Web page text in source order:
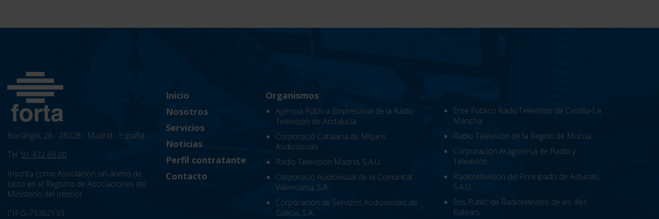
entradas
Bocángel, 26 - 28028 - Madrid - España
Tel: 91 432 69 00
Inscrita como Asociación sin ánimo de
lucro en el Registro de Asociaciones del
Ministerio del Interior
CIF:G-79362133
Inicio
Nosotros
Servicios
Noticias
Perfil contratante
Contacto
Organismos
Agencia Pública Empresarial de la Radio
Televisión de Andalucía
Corporació Catalana de Mitjans
Audiovisuals
Radio Televisión Madrid, S.A.U.
Corporació Audiovisual de la Comunitat
Valenciana, S.A.
Corporación de Servizos Audiovisuais de
Galicia, S.A.
Ente Público RadioTelevisión de Castilla-La
Mancha
Radio Televisión de la Región de Murcia
Corporación Aragonesa de Radio y
Televisión
Radiotelevisión del Principado de Asturias,
S.A.U.
Ens Public de Radiotelevisió de les Illes
Balears